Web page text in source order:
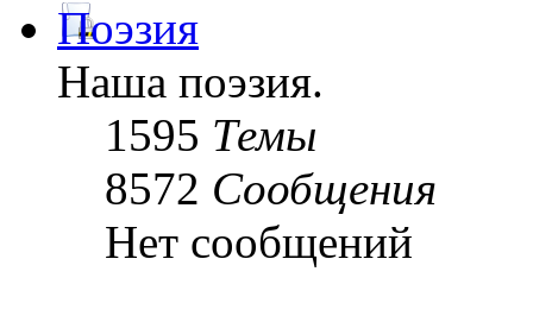
Поэзия
Наша поэзия.
1595 Темы
8572 Сообщения
Нет сообщений